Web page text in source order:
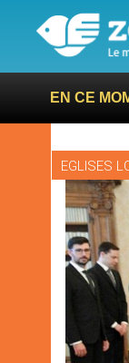
EN CELéon
EGLISES